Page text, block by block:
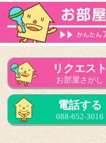
リクエスト
お部屋さがし
電話する
088-652-3016